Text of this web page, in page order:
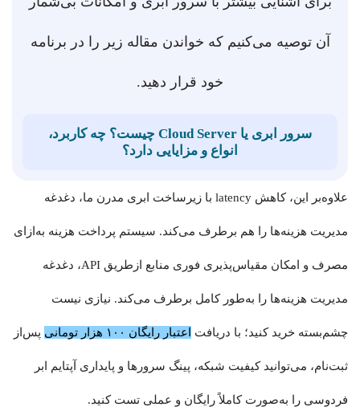
آن توصیه می‌کنیم که خواندن مقاله زیر را در برنامه
خود قرار دهید.
سرور ابری یا Cloud Server چیست؟ چه کاربرد،
انواع و مزایایی دارد؟
علاوه‌بر این، کاهش latency با زیرساخت ابری مدرن ما، دغدغه
مدیریت هزینه‌ها را هم برطرف می‌کند. سیستم پرداخت هزینه به‌ازای
مصرف و امکان مقیاس‌پذیری فوری منابع ازطریق API، دغدغه
مدیریت هزینه‌ها را به‌طور کامل برطرف می‌کند. نیازی نیست
چشم‌بسته خرید کنید؛ با دریافت اعتبار رایگان ۱۰۰ هزار تومانی پس‌از
ثبت‌نام، می‌توانید کیفیت شبکه، پینگ سرورها و پایداری آپتایم ابر
فردوسی را به‌صورت کاملاً رایگان و عملی تست کنید.